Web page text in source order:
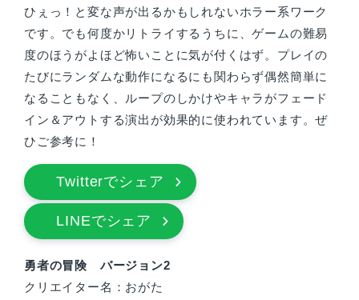
ひぇっ！と変な声が出るかもしれないホラー系ワーク
です。でも何度かリトライするうちに、ゲームの難易
度のほうがよほど怖いことに気が付くはず。プレイの
たびにランダムな動作になるにも関わらず偶然簡単に
なることもなく、ループのしかけやキャラがフェード
イン＆アウトする演出が効果的に使われています。ぜ
ひご参考に！
Twitterでシェア
LINEでシェア
勇者の冒険 バージョン2
クリエイター名：おがた